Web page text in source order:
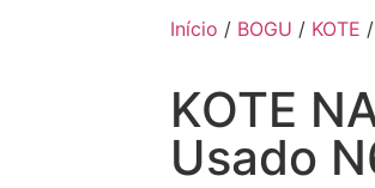
Início / BOGU / KOTE
KOTE
Usado